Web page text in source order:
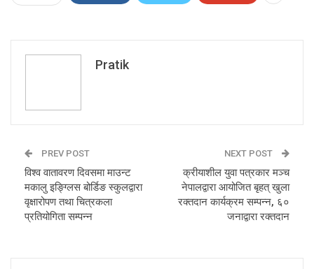
Pratik
PREV POST
विश्व वातावरण दिवसमा माउन्ट
मकालु इङ्ग्लिस बोर्डिङ स्कुलद्वारा
वृक्षारोपण तथा चित्रकला
प्रतियोगिता सम्पन्न
NEXT POST
क्रीयाशील युवा पत्रकार मञ्च
नेपालद्वारा आयोजित बृहत् खुला
रक्तदान कार्यक्रम सम्पन्न, ६०
जनाद्वारा रक्तदान